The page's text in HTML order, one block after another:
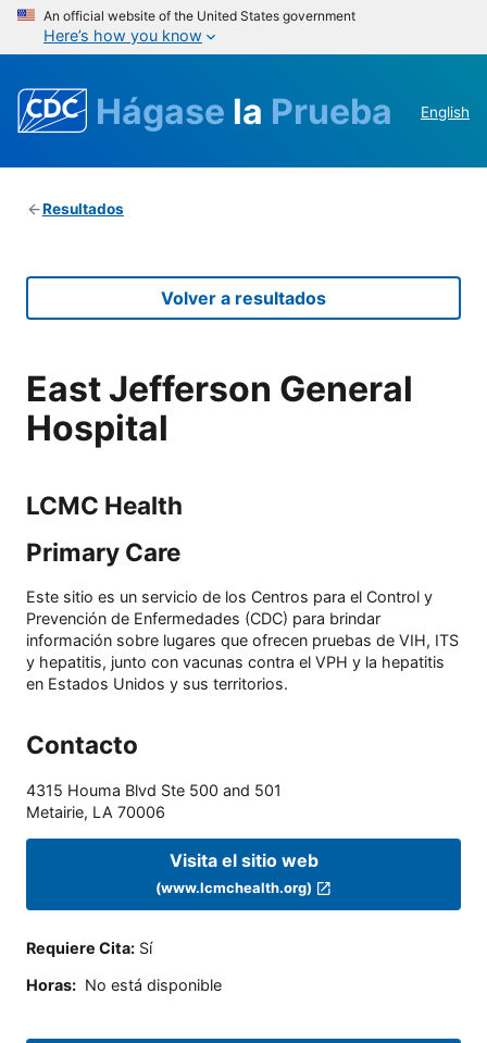
An official website of the United States government
Here’s how you know
Hágase la Prueba English
Resultados
Volver a resultados
East Jefferson General
Hospital
LCMC Health
Primary Care
Este sitio es un servicio de los Centros para el Control y
Prevención de Enfermedades (CDC) para brindar
información sobre lugares que ofrecen pruebas de VIH, ITS
y hepatitis, junto con vacunas contra el VPH y la hepatitis
en Estados Unidos y sus territorios.
Contacto
4315 Houma Blvd Ste 500 and 501
Metairie, LA 70006
Visita el sitio web
(www.lcmchealth.org)
Requiere Cita: Sí
Horas: No está disponible